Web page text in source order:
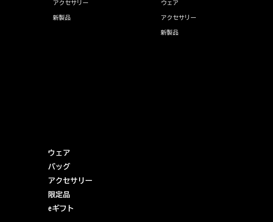
アクセサリー
新製品
ウェア
アクセサリー
新製品
ウェア
バッグ
アクセサリー
限定品
eギフト